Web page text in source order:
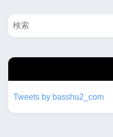
Tweets by basshu2_com